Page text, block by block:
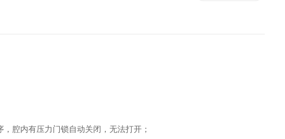
腔内有压力门锁自动关闭，无法打开；